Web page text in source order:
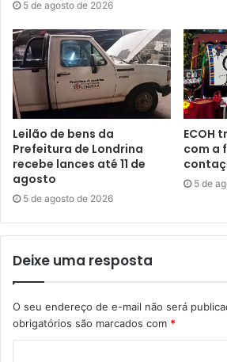
Rica (Rua Piauí, 211, Centro Histórico),
basta acessar a página do Instagram
A Fundação Cultura Artística de
convênio com a Prefeitura de
Municipal de Cultura (SMC).
Texto: Sabrina Heck, sob supervisão
Núcleo de Comunicação (N.Com) da
Londrina.
Gostei
Etiquetas cinema cinema ao ar livre
5 de agosto de 2026
Leilão de bens da
Prefeitura de Londrina
recebe lances até 11 de
agosto
5 de agosto de 2026
ECOH
com a
5 de
Deixe uma resposta
O seu endereço de e-mail não será
obrigatórios são marcados com *